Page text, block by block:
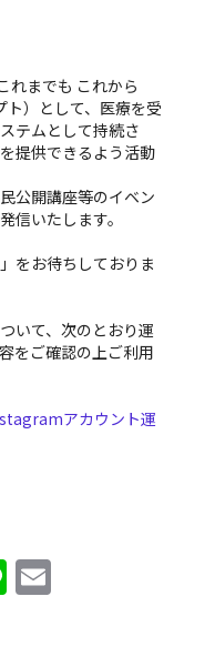
れまでも これから
ト）として、医療を受
テムとして持続さ
提供できるよう活動
公開講座等のイベン
信いたします。
をお待ちしておりま
いて、次のとおり運
をご確認の上ご利用
アカウント運
Li